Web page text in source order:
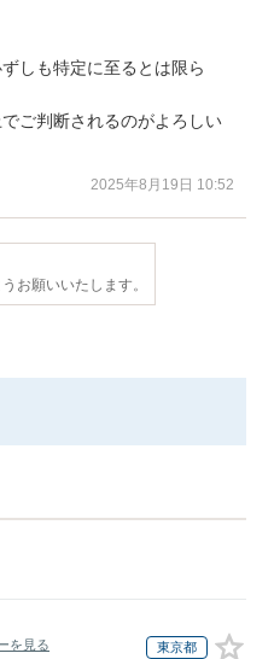
しも特定に至るとは限ら
ご判断されるのがよろしい
2025年8月19日 10:52
お願いいたします。
を見る 東京都